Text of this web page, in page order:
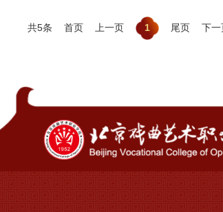
共5条 首页 上一页 1 尾页 下一